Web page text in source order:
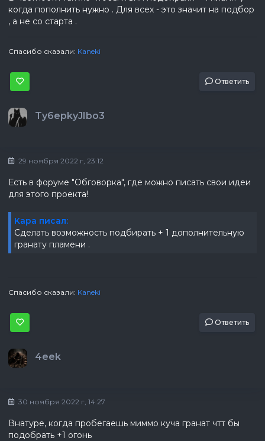
когда пополнить нужно . Для всех - это значит на подбор
, а не со старта .
Спасибо сказали: Kaneki
Ответить
Ty6epkyJIbo3
29 ноября 2022 г, 23:12
Есть в форуме "Обговорка", где можно писать свои идеи
для этого проекта!
Kapa писал:
Сделать возможность подбирать + 1 дополнительную
гранату пламени .
Спасибо сказали: Kaneki
Ответить
4eek
30 ноября 2022 г, 14:27
Внатуре, когда пробегаешь миммо куча гранат чтт бы
подобрать +1 огонь